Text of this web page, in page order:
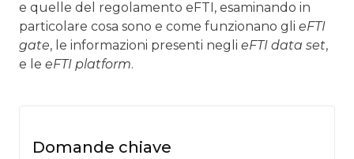
e quelle del regolamento eFTI, esaminando in
particolare cosa sono e come funzionano gli eFTI
gate, le informazioni presenti negli eFTI data set,
e le eFTI platform.
Domande chiave